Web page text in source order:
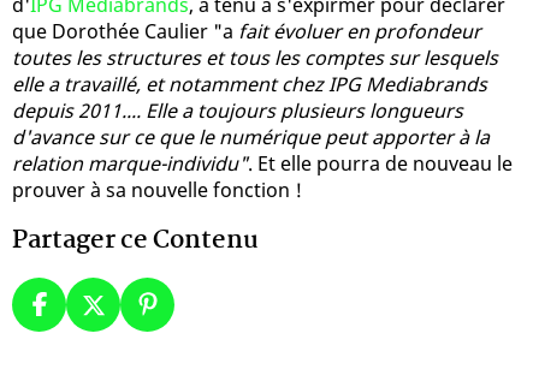
que Dorothée Caulier "a fait évoluer en profondeur
toutes les structures et tous les comptes sur lesquels
elle a travaillé, et notamment chez IPG Mediabrands
depuis 2011.... Elle a toujours plusieurs longueurs
d'avance sur ce que le numérique peut apporter à la
relation marque-individu". Et elle pourra de nouveau le
prouver à sa nouvelle fonction !
Partager ce Contenu